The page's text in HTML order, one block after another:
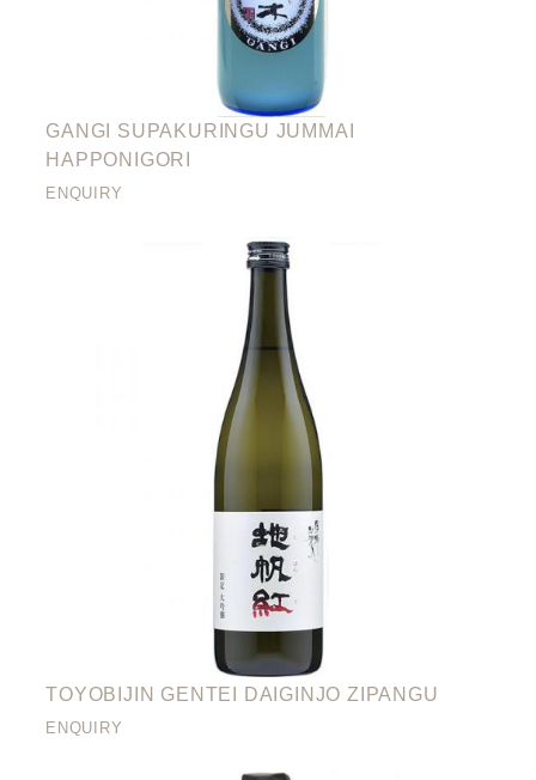
GANGI SUPAKURINGU JUMMAI
HAPPONIGORI
ENQUIRY
TOYOBIJIN GENTEI DAIGINJO ZIPANGU
ENQUIRY